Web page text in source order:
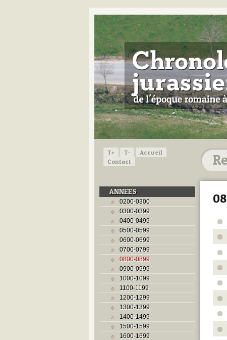
T+ T-
Accueil
Contact
ANNEES
0200-0300
0300-0399
0400-0499
0500-0599
0600-0699
0700-0799
0800-0899
0900-0999
1000-1099
1100-1199
1200-1299
1300-1399
1400-1499
1500-1599
1600-1699